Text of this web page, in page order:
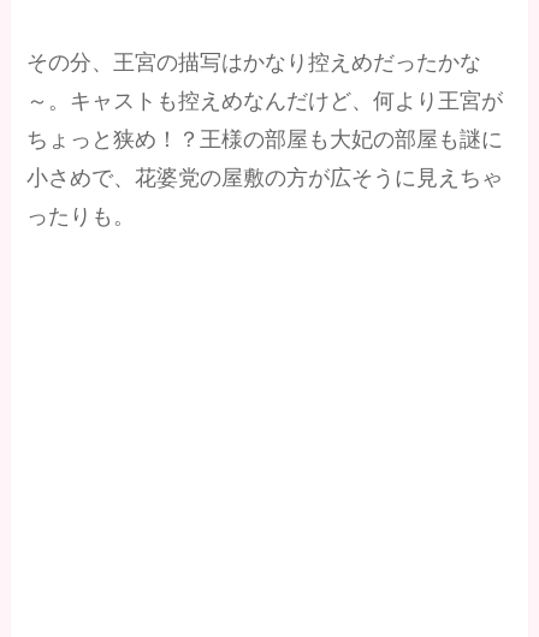
その分、王宮の描写はかなり控えめだったかな
～。キャストも控えめなんだけど、何より王宮が
ちょっと狭め！？王様の部屋も大妃の部屋も謎に
小さめで、花婆党の屋敷の方が広そうに見えちゃ
ったりも。